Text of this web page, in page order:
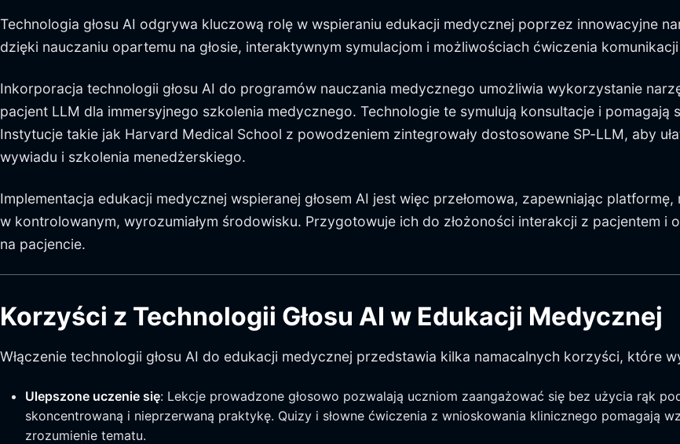
Technologia głosu AI odgrywa kluczową rolę w wspieraniu edukacji medycznej poprzez innowacyjne
dzięki nauczaniu opartemu na głosie, interaktywnym symulacjom i możliwościach ćwiczenia
Inkorporacja technologii głosu AI do programów nauczania medycznego umożliwia wykorzystanie
pacjent LLM dla immersyjnego szkolenia medycznego. Technologie te symulują konsultacje i
Instytucje takie jak Harvard Medical School z powodzeniem zintegrowały dostosowane SP-LLM, aby
wywiadu i szkolenia menedżerskiego.
Implementacja edukacji medycznej wspieranej głosem AI jest więc przełomowa, zapewniając
w kontrolowanym, wyrozumiałym środowisku. Przygotowuje ich do złożoności interakcji z pacjentem
na pacjencie.
Korzyści z Technologii Głosu AI w Edukacji Medycznej
Włączenie technologii głosu AI do edukacji medycznej przedstawia kilka namacalnych korzyści, które
Ulepszone uczenie się: Lekcje prowadzone głosowo pozwalają uczniom zaangażować się bez użycia rąk
skoncentrowaną i nieprzerwaną praktykę. Quizy i słowne ćwiczenia z wnioskowania klinicznego pomagają
zrozumienie tematu.